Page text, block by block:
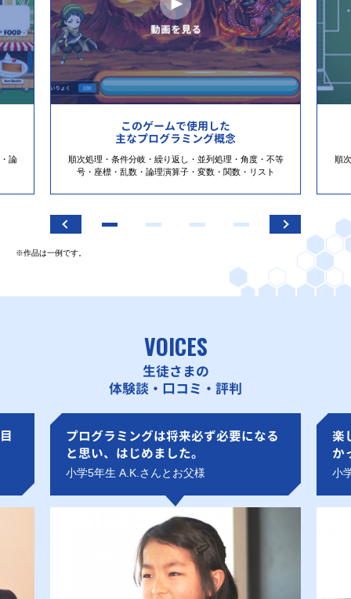
論
このゲームで使用した
主なプログラミング概念
順次処理・条件分岐・繰り返し・並列処理・角度・不等
号・座標・乱数・論理演算子・変数・関数・リスト
順
※作品は一例です。
VOICES
生徒さまの
体験談・口コミ・評判
プログラミングは将来必ず必要になる
と思い、はじめました。
小学5年生 A.K.さんとお父様
楽
か
小